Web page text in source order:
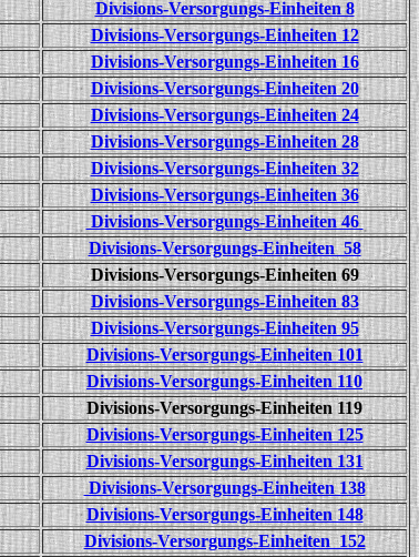
Divisions-Versorgungs-Einheiten 8
Divisions-Versorgungs-Einheiten 12
Divisions-Versorgungs-Einheiten 16
Divisions-Versorgungs-Einheiten 20
Divisions-Versorgungs-Einheiten 24
Divisions-Versorgungs-Einheiten 28
Divisions-Versorgungs-Einheiten 32
Divisions-Versorgungs-Einheiten 36
Divisions-Versorgungs-Einheiten 46
Divisions-Versorgungs-Einheiten 58
Divisions-Versorgungs-Einheiten 69
Divisions-Versorgungs-Einheiten 83
Divisions-Versorgungs-Einheiten 95
Divisions-Versorgungs-Einheiten 101
Divisions-Versorgungs-Einheiten 110
Divisions-Versorgungs-Einheiten 119
Divisions-Versorgungs-Einheiten 125
Divisions-Versorgungs-Einheiten 131
Divisions-Versorgungs-Einheiten 138
Divisions-Versorgungs-Einheiten 148
Divisions-Versorgungs-Einheiten 152